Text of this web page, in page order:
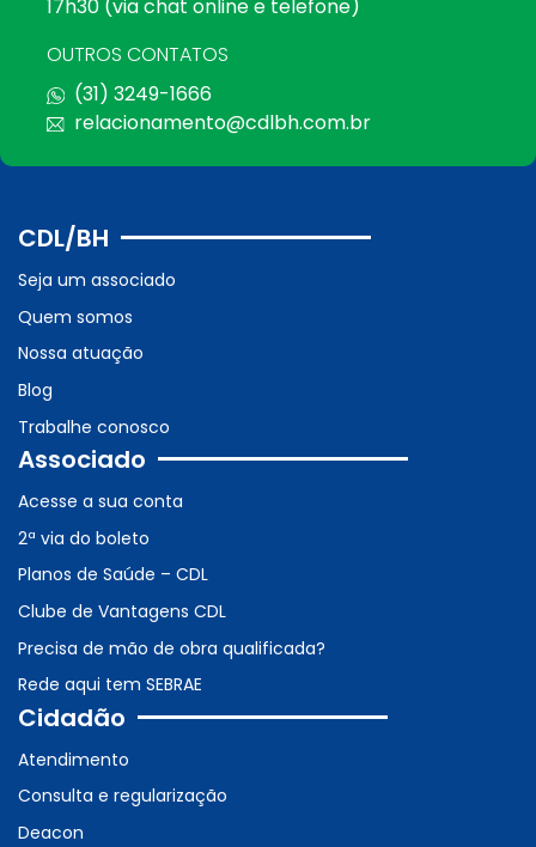
17h30 (via chat online e telefone)
OUTROS CONTATOS
(31) 3249-1666
relacionamento@cdlbh.com.br
CDL/BH
Seja um associado
Quem somos
Nossa atuação
Blog
Trabalhe conosco
Associado
Acesse a sua conta
2ª via do boleto
Planos de Saúde – CDL
Clube de Vantagens CDL
Precisa de mão de obra qualificada?
Rede aqui tem SEBRAE
Cidadão
Atendimento
Consulta e regularização
Deacon